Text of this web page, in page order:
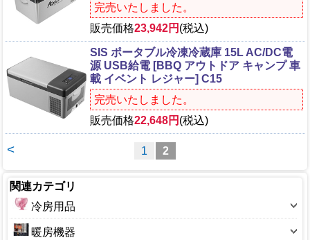
完売いたしました。
販売価格23,942円 (税込)
SIS ポータブル冷凍冷蔵庫 15L AC/DC電
源 USB給電 [BBQ アウトドア キャンプ 車
載 イベント レジャー] C15
完売いたしました。
販売価格22,648円 (税込)
< 1 2
関連カテゴリ
冷房用品
扇風機暖房機器